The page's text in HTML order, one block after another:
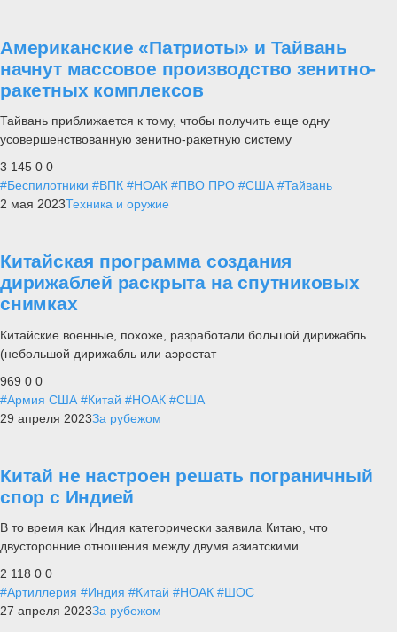
Американские «Патриоты» и Тайвань
начнут массовое производство зенитно-
ракетных комплексов
Тайвань приближается к тому, чтобы получить еще одну
усовершенствованную зенитно-ракетную систему
3 145 0 0
#Беспилотники #ВПК #НОАК #ПВО ПРО #США #Тайвань
2 мая 2023Техника и оружие
Китайская программа создания
дирижаблей раскрыта на спутниковых
снимках
Китайские военные, похоже, разработали большой дирижабль
(небольшой дирижабль или аэростат
969 0 0
#Армия США #Китай #НОАК #США
29 апреля 2023За рубежом
Китай не настроен решать пограничный
спор с Индией
В то время как Индия категорически заявила Китаю, что
двусторонние отношения между двумя азиатскими
2 118 0 0
#Артиллерия #Индия #Китай #НОАК #ШОС
27 апреля 2023За рубежом